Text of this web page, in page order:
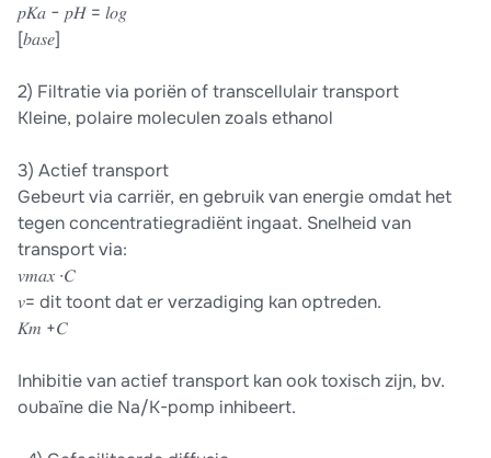
𝑝𝐾𝑎 − 𝑝𝐻 = 𝑙𝑜𝑔
[𝑏𝑎𝑠𝑒]
2) Filtratie via poriën of transcellulair transport
Kleine, polaire moleculen zoals ethanol
3) Actief transport
Gebeurt via carriër, en gebruik van energie omdat het
tegen concentratiegradiënt ingaat. Snelheid van
transport via:
𝑣𝑚𝑎𝑥 ∙𝐶
𝑣= dit toont dat er verzadiging kan optreden.
𝐾𝑚 +𝐶
Inhibitie van actief transport kan ook toxisch zijn, bv.
oubaïne die Na/K-pomp inhibeert.